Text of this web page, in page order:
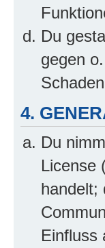
Du
gegen
4.
Du
License
handelt;
Einfluss